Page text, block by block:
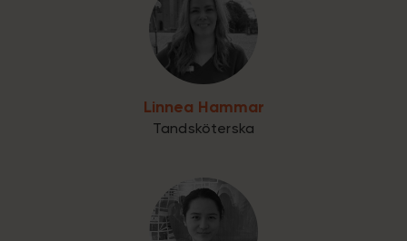
Linnea Hammar
Tandsköterska